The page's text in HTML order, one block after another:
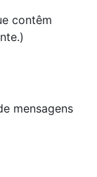
contêm
mensagens